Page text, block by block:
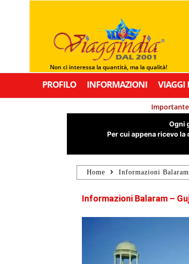
Non ci interessa la quantità, ma la qualità!
PROFILO INFORMAZIONI VIAGGI
Ogni
Per cui appena ricevo
Home Informazioni Balaram
Informazioni Balaram –